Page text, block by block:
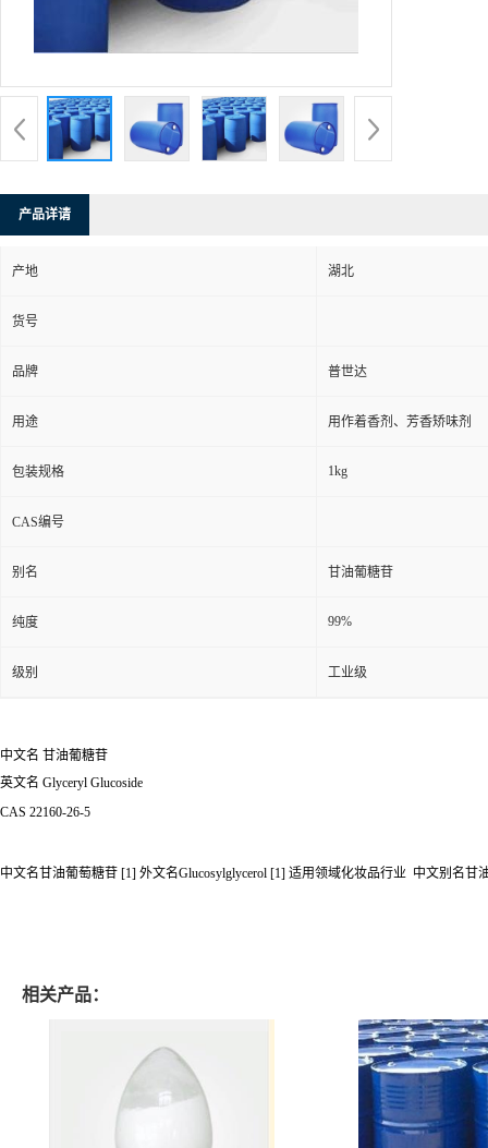
产品详请
产地 湖北
货号
品牌 普世达
用途 用作着香剂、芳香矫味剂
包装规格 1kg
CAS编号
别名 甘油葡糖苷
纯度 99%
级别 工业级
中文名 甘油葡糖苷
英文名 Glyceryl Glucoside
CAS 22160-26-5
中文名甘油葡萄糖苷 [1] 外文名Glucosylglycerol [1] 适用领域化妆品行业 中文别名
相关产品：